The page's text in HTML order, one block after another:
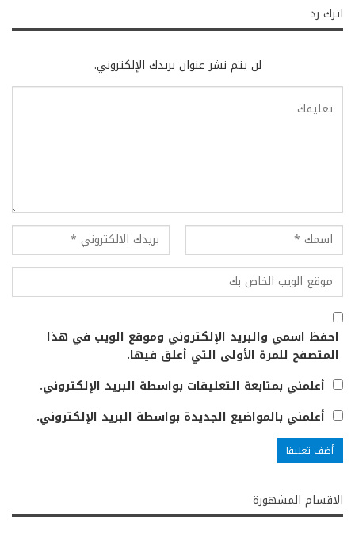
اترك رد
لن يتم نشر عنوان بريدك الإلكتروني.
احفظ اسمي والبريد الإلكتروني وموقع الويب في هذا
المتصفح للمرة الأولى التي أعلق فيها.
أعلمني بمتابعة التعليقات بواسطة البريد الإلكتروني.
أعلمني بالمواضيع الجديدة بواسطة البريد الإلكتروني.
الاقسام المشهورة